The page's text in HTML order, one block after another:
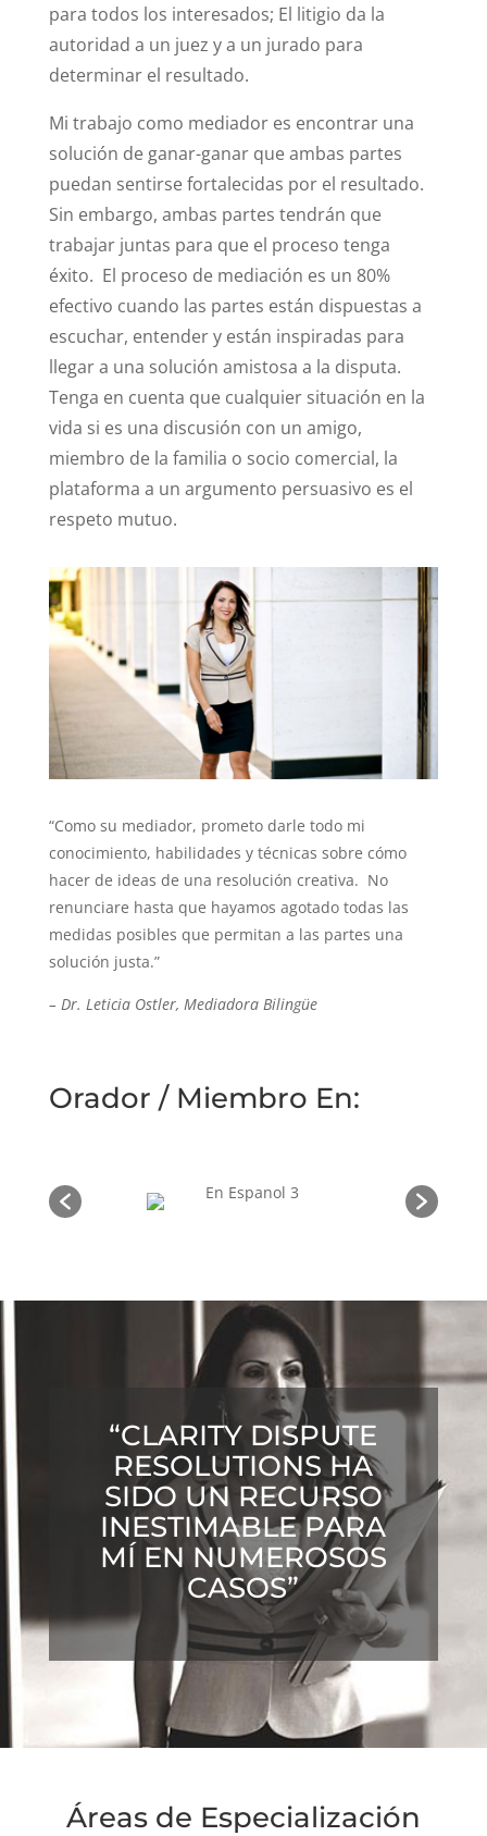
para todos los interesados; El litigio da la
autoridad a un juez y a un jurado para
determinar el resultado.
Mi trabajo como mediador es encontrar una
solución de ganar-ganar que ambas partes
puedan sentirse fortalecidas por el resultado.
Sin embargo, ambas partes tendrán que
trabajar juntas para que el proceso tenga
éxito. El proceso de mediación es un 80%
efectivo cuando las partes están dispuestas a
escuchar, entender y están inspiradas para
llegar a una solución amistosa a la disputa.
Tenga en cuenta que cualquier situación en la
vida si es una discusión con un amigo,
miembro de la familia o socio comercial, la
plataforma a un argumento persuasivo es el
respeto mutuo.
“Como su mediador, prometo darle todo mi
conocimiento, habilidades y técnicas sobre cómo
hacer de ideas de una resolución creativa. No
renunciare hasta que hayamos agotado todas las
medidas posibles que permitan a las partes una
solución justa.”
– Dr. Leticia Ostler, Mediadora Bilingüe
Orador / Miembro En:
“CLARITY DISPUTE
RESOLUTIONS HA
SIDO UN RECURSO
INESTIMABLE PARA
MÍ EN NUMEROSOS
CASOS”
Áreas de Especialización